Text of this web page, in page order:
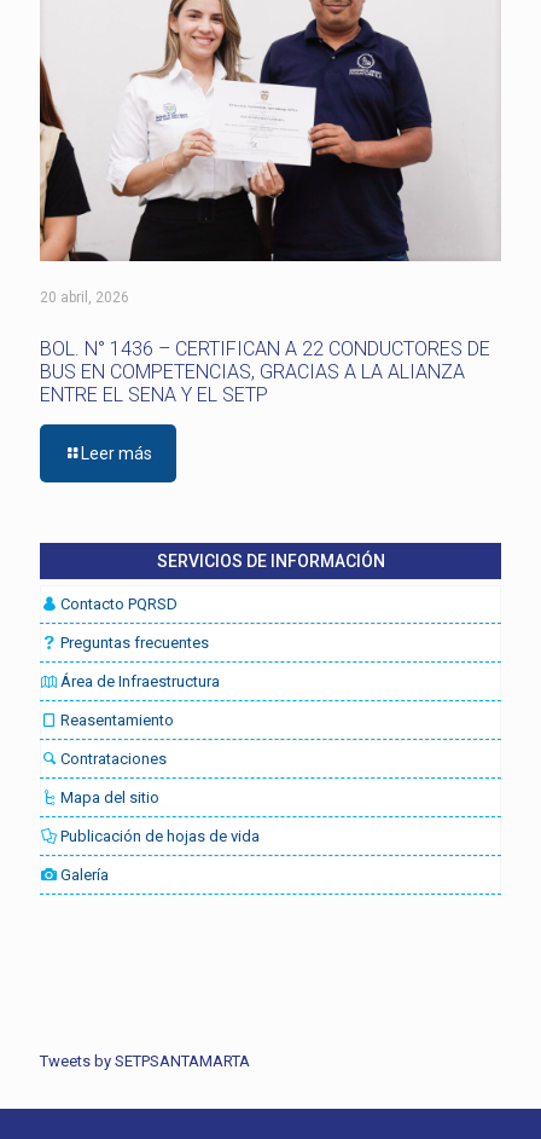
20 abril, 2026
BOL. N° 1436 – CERTIFICAN A 22 CONDUCTORES DE
BUS EN COMPETENCIAS, GRACIAS A LA ALIANZA
ENTRE EL SENA Y EL SETP
Leer más
SERVICIOS DE INFORMACIÓN
Contacto PQRSD
Preguntas frecuentes
Área de Infraestructura
Reasentamiento
Contrataciones
Mapa del sitio
Publicación de hojas de vida
Galería
Tweets by SETPSANTAMARTA